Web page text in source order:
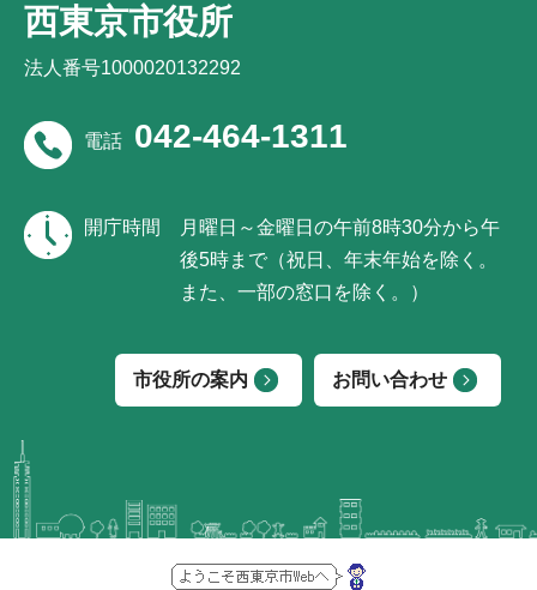
西東京市役所
法人番号1000020132292
電話 042-464-1311
開庁時間
月曜日～金曜日の午前8時30分から午
後5時まで（祝日、年末年始を除く。
また、一部の窓口を除く。）
市役所の案内 お問い合わせ